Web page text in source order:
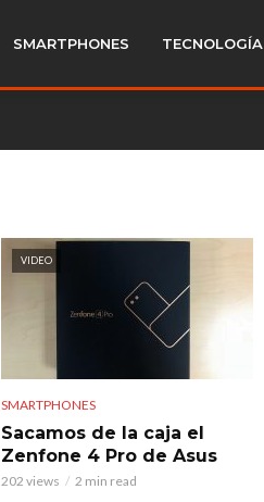
SMARTPHONES TECNOLOGÍA
VIDEO
SMARTPHONES
Sacamos de la caja el
Zenfone 4 Pro de Asus
202 views 2 min read